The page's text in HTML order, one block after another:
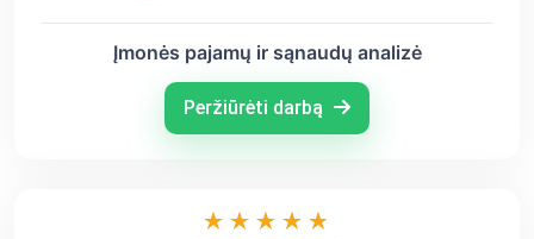
Įmonės pajamų ir sąnaudų analizė
Peržiūrėti darbą